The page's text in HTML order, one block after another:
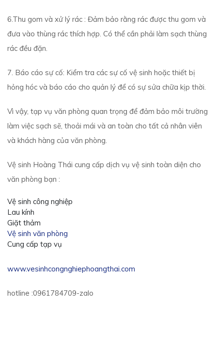
6.Thu gom và xử lý rác : Đảm bảo rằng rác được thu gom và
đưa vào thùng rác thích hợp. Có thể cần phải làm sạch thùng
rác đều đặn.
7. Báo cáo sự cố: Kiểm tra các sự cố vệ sinh hoặc thiết bị
hỏng hóc và báo cáo cho quản lý để có sự sửa chữa kịp thời.
Vì vậy, tạp vụ văn phòng quan trọng để đảm bảo môi trường
làm việc sạch sẽ, thoải mái và an toàn cho tất cả nhân viên
và khách hàng của văn phòng.
Vệ sinh Hoàng Thái cung cấp dịch vụ vệ sinh toàn diện cho
văn phòng bạn :
Vệ sinh công nghiệp
Lau kính
Giặt thảm
Vệ sinh văn phòng
Cung cấp tạp vụ
www.vesinhcongnghiephoangthai.com
hotline :0961784709-zalo